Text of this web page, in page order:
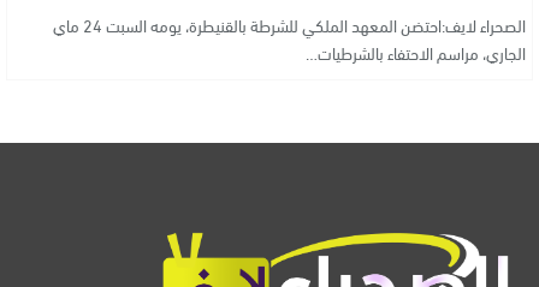
الصحراء لايف:احتضن المعهد الملكي للشرطة بالقنيطرة، يومه السبت 24 ماي
الجاري، مراسم الاحتفاء بالشرطيات…